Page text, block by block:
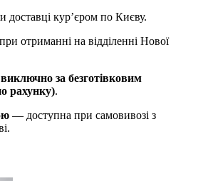
кур’єром по Києву.
отриманні на відділенні Нової
виключно за безготівковим
рахунку).
— доступна при самовивозі з